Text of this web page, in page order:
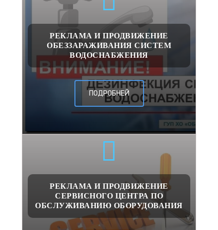
РЕКЛАМА И ПРОДВИЖЕНИЕ
ОБЕЗЗАРАЖИВАНИЯ СИСТЕМ
ВОДОСНАБЖЕНИЯ
ПОДРОБНЕЙ
РЕКЛАМА И ПРОДВИЖЕНИЕ
СЕРВИСНОГО ЦЕНТРА ПО
ОБСЛУЖИВАНИЮ ОБОРУДОВАНИЯ